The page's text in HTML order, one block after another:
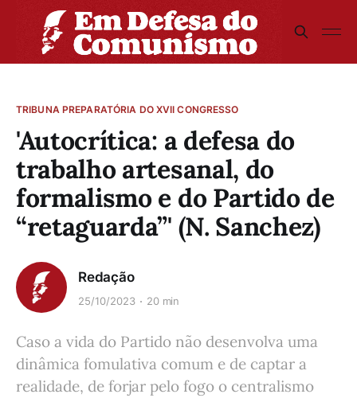
TRIBUNA PREPARATÓRIA DO XVII CONGRESSO
'Autocrítica: a defesa do
trabalho artesanal, do
formalismo e do Partido de
“retaguarda”' (N. Sanchez)
Redação
25/10/2023 20 min
Caso a vida do Partido não desenvolva uma
dinâmica fomulativa comum e de captar a
realidade, de forjar pelo fogo o centralismo